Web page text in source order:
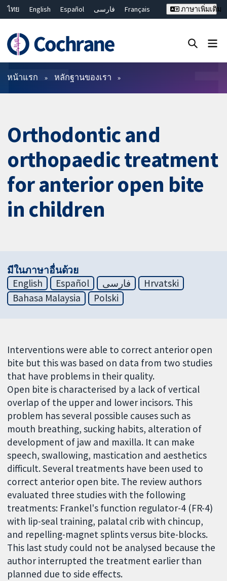
ไทย English Español فارسی
Français
Bahasa Malaysia
繁體中文 简体中文
ภาษาเพิ่มเติม
ตัวกรอง
หน้าแรก หลักฐานของเรา
Orthodontic and
orthopaedic treatment
for anterior open bite
in children
มีในภาษาอื่นด้วย
English
Español فارسی
Hrvatski
Bahasa Malaysia
Polski
Interventions were able to correct anterior open
bite but this was based on data from two studies
that have problems in their quality.
Open bite is characterised by a lack of vertical
overlap of the upper and lower incisors. This
problem has several possible causes such as
mouth breathing, sucking habits, alteration of
development of jaw and maxilla. It can make
speech, swallowing, mastication and aesthetics
difficult. Several treatments have been used to
correct anterior open bite. The review authors
evaluated three studies with the following
treatments: Frankel's function regulator-4 (FR-4)
with lip-seal training, palatal crib with chincup,
and repelling-magnet splints versus bite-blocks.
This last study could not be analysed because the
author interrupted the treatment earlier than
planned due to side effects.